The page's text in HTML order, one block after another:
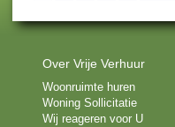
Over Vrije Verhuur
Woonruimte huren
Woning Sollicitatie
Wij reageren voor U